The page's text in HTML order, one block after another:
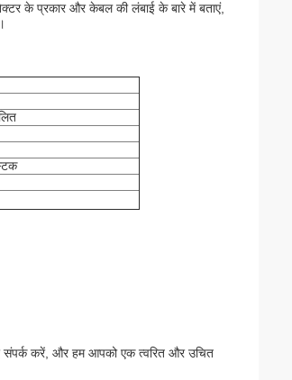
के प्रकार और केबल की लंबाई के बारे में बताएं,
संपर्क करें, और हम आपको एक त्वरित और उचित